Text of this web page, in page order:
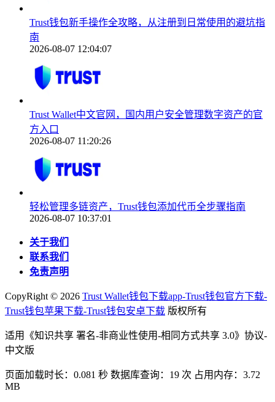
Trust钱包新手操作全攻略，从注册到日常使用的避坑指
南
2026-08-07 12:04:07
Trust Wallet中文官网，国内用户安全管理数字资产的官
方入口
2026-08-07 11:20:26
轻松管理多链资产，Trust钱包添加代币全步骤指南
2026-08-07 10:37:01
关于我们
联系我们
免责声明
CopyRight © 2026 Trust Wallet钱包下载app-Trust钱包官方下载-
Trust钱包苹果下载-Trust钱包安卓下载 版权所有
适用《知识共享 署名-非商业性使用-相同方式共享 3.0》协议-
中文版
页面加载时长：0.081 秒 数据库查询：19 次 占用内存：3.72
MB